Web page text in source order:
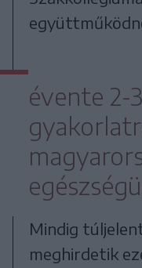
évente 2-
Mindig
meghirdetik